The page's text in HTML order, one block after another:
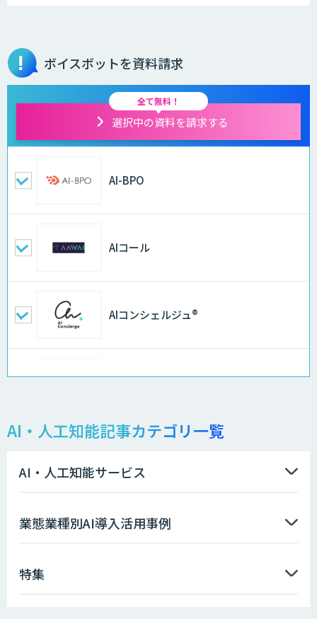
ボイスボットを資料請求
全て無料！
選択中の資料を請求する
AI-BPO
AIコール
AIコンシェルジュ®
AI音声生成 ElevenLabs
AI Worker
AI・人工知能記事カテゴリ一覧
AI・人工知能サービス
業態業種別AI導入活用事例
特集